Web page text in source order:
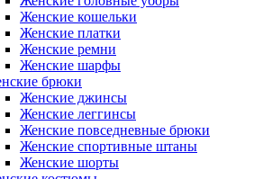
Женские кошельки
Женские платки
Женские ремни
Женские шарфы
брюки
Женские джинсы
Женские леггинсы
Женские повседневные брюки
Женские спортивные штаны
Женские шорты